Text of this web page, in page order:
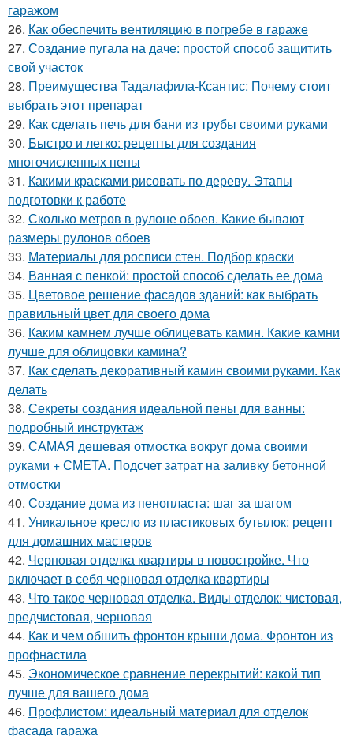
гаражом
26. Как обеспечить вентиляцию в погребе в гараже
27. Создание пугала на даче: простой способ защитить
свой участок
28. Преимущества Тадалафила-Ксантис: Почему стоит
выбрать этот препарат
29. Как сделать печь для бани из трубы своими руками
30. Быстро и легко: рецепты для создания
многочисленных пены
31. Какими красками рисовать по дереву. Этапы
подготовки к работе
32. Сколько метров в рулоне обоев. Какие бывают
размеры рулонов обоев
33. Материалы для росписи стен. Подбор краски
34. Ванная с пенкой: простой способ сделать ее дома
35. Цветовое решение фасадов зданий: как выбрать
правильный цвет для своего дома
36. Каким камнем лучше облицевать камин. Какие камни
лучше для облицовки камина?
37. Как сделать декоративный камин своими руками. Как
делать
38. Секреты создания идеальной пены для ванны:
подробный инструктаж
39. САМАЯ дешевая отмостка вокруг дома своими
руками + СМЕТА. Подсчет затрат на заливку бетонной
отмостки
40. Создание дома из пенопласта: шаг за шагом
41. Уникальное кресло из пластиковых бутылок: рецепт
для домашних мастеров
42. Черновая отделка квартиры в новостройке. Что
включает в себя черновая отделка квартиры
43. Что такое черновая отделка. Виды отделок: чистовая,
предчистовая, черновая
44. Как и чем обшить фронтон крыши дома. Фронтон из
профнастила
45. Экономическое сравнение перекрытий: какой тип
лучше для вашего дома
46. Профлистом: идеальный материал для отделок
фасада гаража